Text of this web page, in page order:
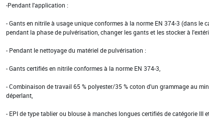
-Pendant l'application :
- Gants en nitrile à usage unique conformes à la norme EN 374-3 (dans le
pendant la phase de pulvérisation, changer les gants et les stocker à
- Pendant le nettoyage du matériel de pulvérisation :
- Gants certifiés en nitrile conformes à la norme EN 374-3,
- Combinaison de travail 65 % polyester/35 % coton d'un grammage au
déperlant,
- EPI de type tablier ou blouse à manches longues certifiés de catégorie III